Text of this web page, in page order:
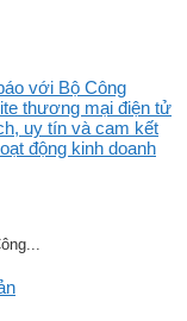
với Bộ Công
thương mại điện tử
uy tín và cam kết
động kinh doanh